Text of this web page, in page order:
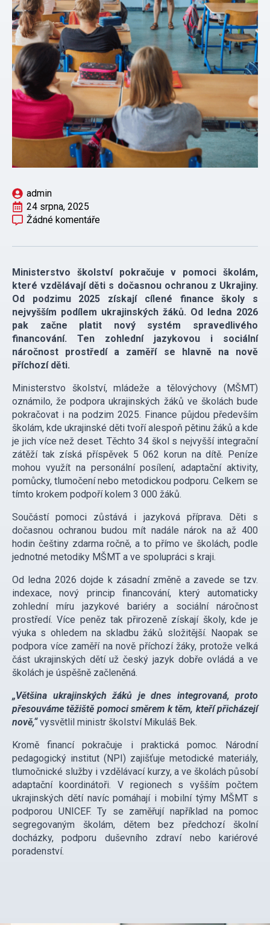
admin
24 srpna, 2025
Žádné komentáře
Ministerstvo školství pokračuje v pomoci školám,
které vzdělávají děti s dočasnou ochranou z Ukrajiny.
Od podzimu 2025 získají cílené finance školy s
nejvyšším podílem ukrajinských žáků. Od ledna 2026
pak začne platit nový systém spravedlivého
financování. Ten zohlední jazykovou i sociální
náročnost prostředí a zaměří se hlavně na nově
příchozí děti.
Ministerstvo školství, mládeže a tělovýchovy (MŠMT)
oznámilo, že podpora ukrajinských žáků ve školách bude
pokračovat i na podzim 2025. Finance půjdou především
školám, kde ukrajinské děti tvoří alespoň pětinu žáků a kde
je jich více než deset. Těchto 34 škol s nejvyšší integrační
zátěží tak získá příspěvek 5 062 korun na dítě. Peníze
mohou využít na personální posílení, adaptační aktivity,
pomůcky, tlumočení nebo metodickou podporu. Celkem se
tímto krokem podpoří kolem 3 000 žáků.
Součástí pomoci zůstává i jazyková příprava. Děti s
dočasnou ochranou budou mít nadále nárok na až 400
hodin češtiny zdarma ročně, a to přímo ve školách, podle
jednotné metodiky MŠMT a ve spolupráci s kraji.
Od ledna 2026 dojde k zásadní změně a zavede se tzv.
indexace, nový princip financování, který automaticky
zohlední míru jazykové bariéry a sociální náročnost
prostředí. Více peněz tak přirozeně získají školy, kde je
výuka s ohledem na skladbu žáků složitější. Naopak se
podpora více zaměří na nově příchozí žáky, protože velká
část ukrajinských dětí už český jazyk dobře ovládá a ve
školách je úspěšně začleněná.
„Většina ukrajinských žáků je dnes integrovaná, proto
přesouváme těžiště pomoci směrem k těm, kteří přicházejí
nově,“vysvětlil ministr školství Mikuláš Bek.
Kromě financí pokračuje i praktická pomoc. Národní
pedagogický institut (NPI) zajišťuje metodické materiály,
tlumočnické služby i vzdělávací kurzy, a ve školách působí
adaptační koordinátoři. V regionech s vyšším počtem
ukrajinských dětí navíc pomáhají i mobilní týmy MŠMT s
podporou UNICEF. Ty se zaměřují například na pomoc
segregovaným školám, dětem bez předchozí školní
docházky, podporu duševního zdraví nebo kariérové
poradenství.